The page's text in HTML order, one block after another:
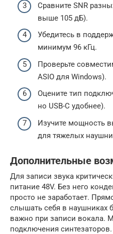
Сравните SNR
выше 105 дБ).
Убедитесь в
минимум 96 кГц.
Проверьте
ASIO для Windows).
Оцените тип
но USB-C удобнее).
Изучите мощность
для тяжелых
Дополнительные
Для записи звука
питание 48V. Без него
просто не заработает.
слышать себя в наушниках
важно при записи вокала.
подключения синтезаторов.